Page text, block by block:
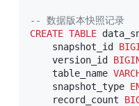
-- 数据版本快照记录
CREATE TABLE
    snapshot_id
    version_id
    table_name
    snapshot_type
    record_count